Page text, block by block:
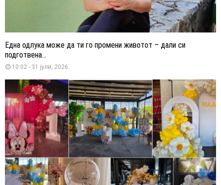
Една одлука може да ти го промени животот – дали си
подготвена...
10:02 - 31 јули, 2026